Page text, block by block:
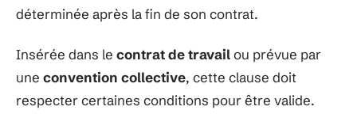
déterminée après la fin de son contrat.
Insérée dans le contrat de travailou prévue par
une convention collective, cette clause doit
respecter certaines conditions pour être valide.